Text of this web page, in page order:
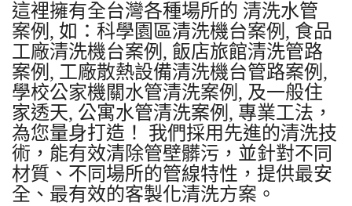
這裡擁有全台灣各種場所的 清洗水管
案例, 如：科學園區清洗機台案例, 食品
工廠清洗機台案例, 飯店旅館清洗管路
案例, 工廠散熱設備清洗機台管路案例,
學校公家機關水管清洗案例, 及一般住
家透天, 公寓水管清洗案例, 專業工法，
為您量身打造！ 我們採用先進的清洗技
術，能有效清除管壁髒污，並針對不同
材質、不同場所的管線特性，提供最安
全、最有效的客製化清洗方案。